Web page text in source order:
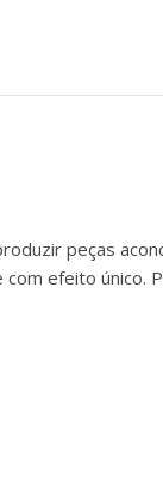
peças
efeito único.